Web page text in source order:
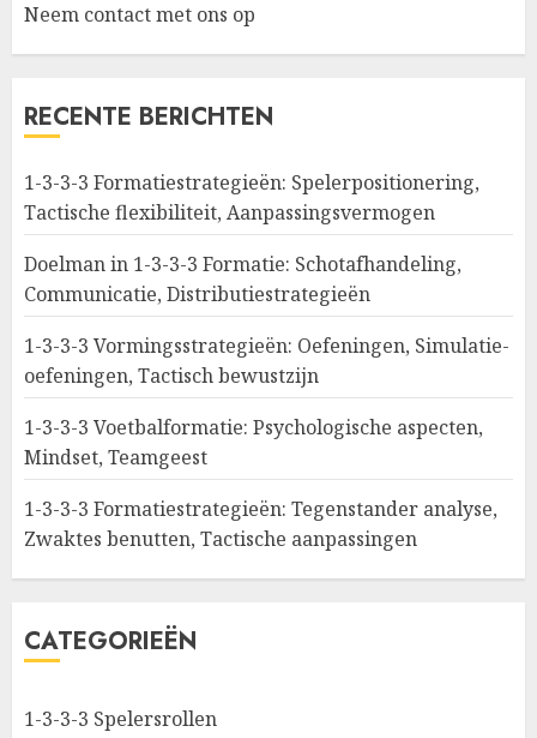
Neem contact met ons op
RECENTE BERICHTEN
1-3-3-3 Formatiestrategieën: Spelerpositionering,
Tactische flexibiliteit, Aanpassingsvermogen
Doelman in 1-3-3-3 Formatie: Schotafhandeling,
Communicatie, Distributiestrategieën
1-3-3-3 Vormingsstrategieën: Oefeningen, Simulatie-
oefeningen, Tactisch bewustzijn
1-3-3-3 Voetbalformatie: Psychologische aspecten,
Mindset, Teamgeest
1-3-3-3 Formatiestrategieën: Tegenstander analyse,
Zwaktes benutten, Tactische aanpassingen
CATEGORIEËN
1-3-3-3 Spelersrollen